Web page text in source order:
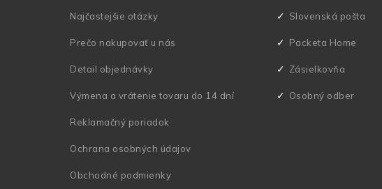
Najčastejšie otázky
Prečo nakupovať u nás
Detail objednávky
Výmena a vrátenie tovaru do 14 dní
Reklamačný poriadok
Ochrana osobných údajov
Obchodné podmienky
Slovenská pošta
Packeta Home
Zásielkovňa
Osobný odber